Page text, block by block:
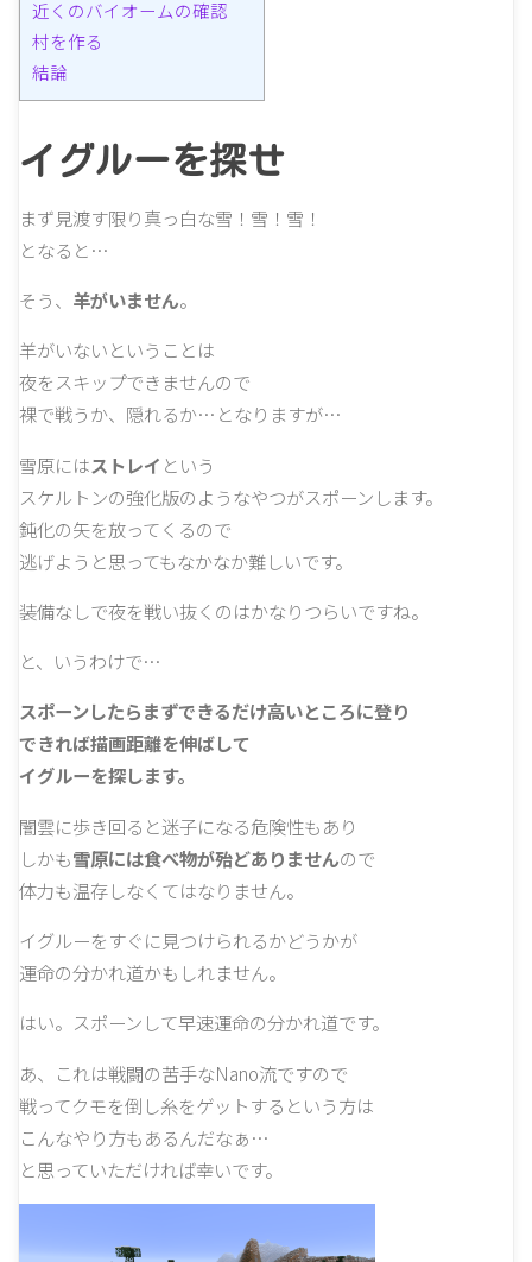
近くのバイオームの確認
村を作る
結論
イグルーを探せ
まず見渡す限り真っ白な雪！雪！雪！
となると…
そう、 羊がいません。
羊がいないということは
夜をスキップできませんので
裸で戦うか、隠れるか…となりますが…
雪原にはストレイ という
スケルトンの強化版のようなやつがスポーンします。
鈍化の矢を放ってくるので
逃げようと思ってもなかなか難しいです。
装備なしで夜を戦い抜くのはかなりつらいですね。
と、いうわけで…
スポーンしたらまずできるだけ高いところに登り
できれば描画距離を伸ばして
イグルーを探します。
闇雲に歩き回ると迷子になる危険性もあり
しかも雪原には食べ物が殆どありませんので
体力も温存しなくてはなりません。
イグルーをすぐに見つけられるかどうかが
運命の分かれ道かもしれません。
はい。スポーンして早速運命の分かれ道です。
あ、これは戦闘の苦手なNano流ですので
戦ってクモを倒し糸をゲットするという方は
こんなやり方もあるんだなぁ…
と思っていただければ幸いです。